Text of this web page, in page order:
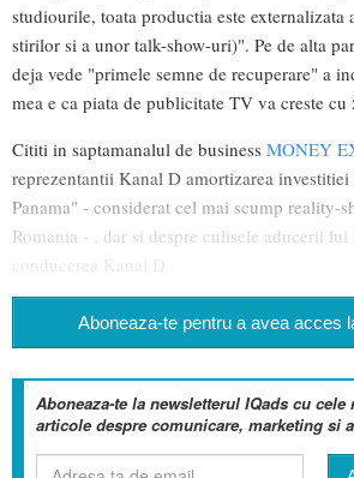
studiourile, toata productia este externalizata
stirilor si a unor talk-show-uri)". Pe de alta
deja vede "primele semne de recuperare" a
mea e ca piata de publicitate TV va creste
Cititi in saptamanalul de business MONEY
reprezentantii Kanal D amortizarea
Panama" - considerat cel mai scump reality-
Romania - , dar si despre culisele aducerii lui
conducerea Kanal D.
Aboneaza-te pentru a avea acces
Aboneaza-te la newsletterul IQads cu
articole despre comunicare, marketing si